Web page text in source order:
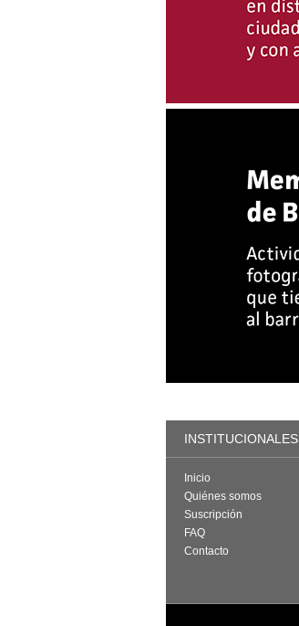
INSTITUCIONALES
Inicio
Quiénes somos
Suscripción
FAQ
Contacto